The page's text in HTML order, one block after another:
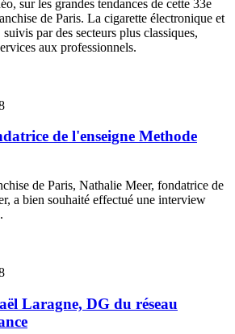
sur les grandes tendances de cette 33e
de Paris. La cigarette électronique et
par des secteurs plus classiques,
aux professionnels.
de l'enseigne Methode
de Paris, Nathalie Meer, fondatrice de
a bien souhaité effectué une interview
Laragne, DG du réseau